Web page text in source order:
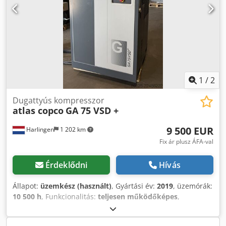
1 /2
Harlingen 1 202 km
Dugattyús kompresszor
atlas copco GA 75 VSD +
9 500 EUR
Fix ár plusz ÁFA-val
Érdeklődni Hívás
Állapot: üzemkész (használt), Gyártási év: 2019, üzemórák:
10 500 h, Funkcionalitás: teljesen működőképes,
, teljesítmény:
térfogatáram:476 m³/ó, nyomás (max.):13 rúd, hűtés